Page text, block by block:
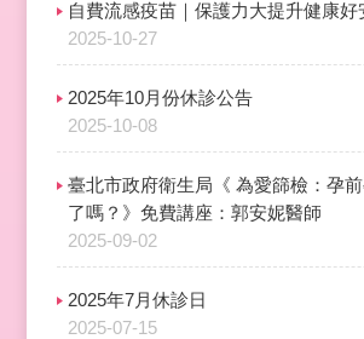
自費流感疫苗｜保護力大提升健康好
2025-10-27
2025年10月份休診公告
2025-10-08
臺北市政府衛生局《 為愛篩檢：孕
了嗎？》免費講座：郭安妮醫師
2025-09-02
2025年7月休診日
2025-07-15